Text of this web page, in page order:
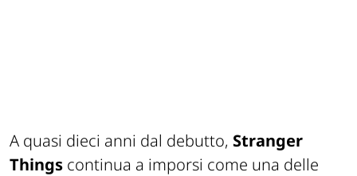
A quasi dieci anni dal debutto, Stranger
Things continua a imporsi come una delle